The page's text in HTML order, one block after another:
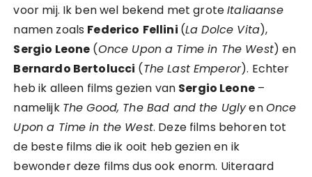
voor mij. Ik ben wel bekend met groteItaliaanse
namen zoals Federico Fellini (La Dolce Vita),
Sergio Leone (Once Upon a Time in The West) en
Bernardo Bertolucci (The Last Emperor). Echter
heb ik alleen films gezien van Sergio Leone–
namelijk The Good, The Bad and the UglyenOnce
Upon a Time in the West. Deze films behoren tot
de beste films die ik ooit heb gezien en ik
bewonder deze films dus ook enorm. Uiteraard